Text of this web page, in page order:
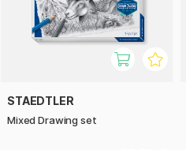
STAEDTLER
Mixed Drawing set